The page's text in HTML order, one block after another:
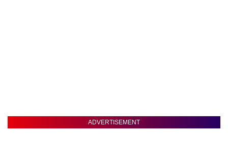
ADVERTISEMENT